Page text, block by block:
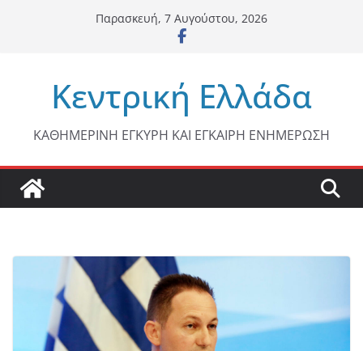
Παρασκευή, 7 Αυγούστου, 2026
Κεντρική Ελλάδα
ΚΑΘΗΜΕΡΙΝΗ ΕΓΚΥΡΗ ΚΑΙ ΕΓΚΑΙΡΗ ΕΝΗΜΕΡΩΣΗ